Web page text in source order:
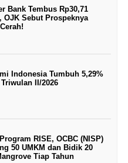
Bank Tembus Rp30,71
OJK Sebut Prospeknya
Indonesia Tumbuh 5,29%
II/2026
RISE, OCBC (NISP)
50 UMKM dan Bidik 20
Tiap Tahun